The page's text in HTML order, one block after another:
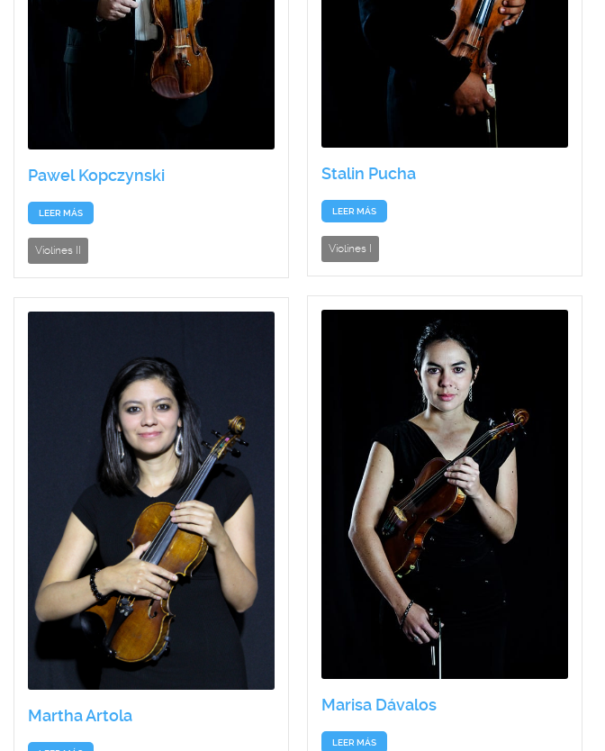
Stalin Pucha
LEER MÁS
Violines I
Pawel Kopczynski
LEER MÁS
Violines II
Marisa Dávalos
LEER MÁS
Martha Artola